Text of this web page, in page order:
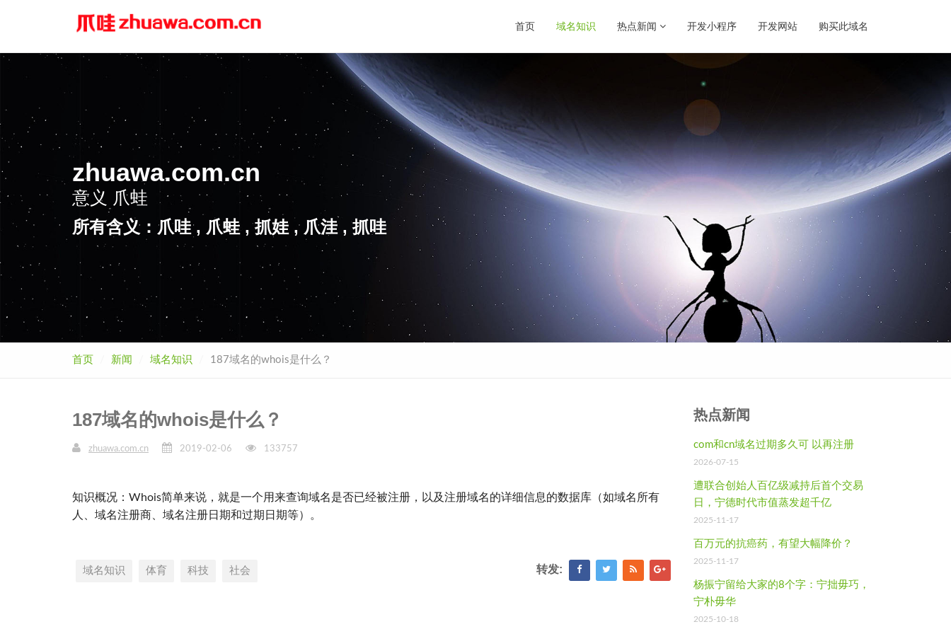
首页 域名知识 热点新闻 开发小程序 开发网站 购买此域名
zhuawa.com.cn
意义 爪蛙
所有含义：爪哇 , 爪蛙 , 抓娃 , 爪洼 , 抓哇
首页 新闻 域名知识 187域名的whois是什么？
187域名的whois是什么？
zhuawa.com.cn 2019-02-06 133757
知识概况：Whois简单来说，就是一个用来查询域名是否已经被注册，以及注册域名的详细信息的数据库（如域名所有
人、域名注册商、域名注册日期和过期日期等）。
域名知识 体育 科技 社会 转发:
热点新闻
com和cn域名过期多久可 以再注册
2026-07-15
遭联合创始人百亿级减持后首个交易
日，宁德时代市值蒸发超千亿
2025-11-17
百万元的抗癌药，有望大幅降价？
2025-11-17
杨振宁留给大家的8个字：宁拙毋巧，
宁朴毋华
2025-10-18